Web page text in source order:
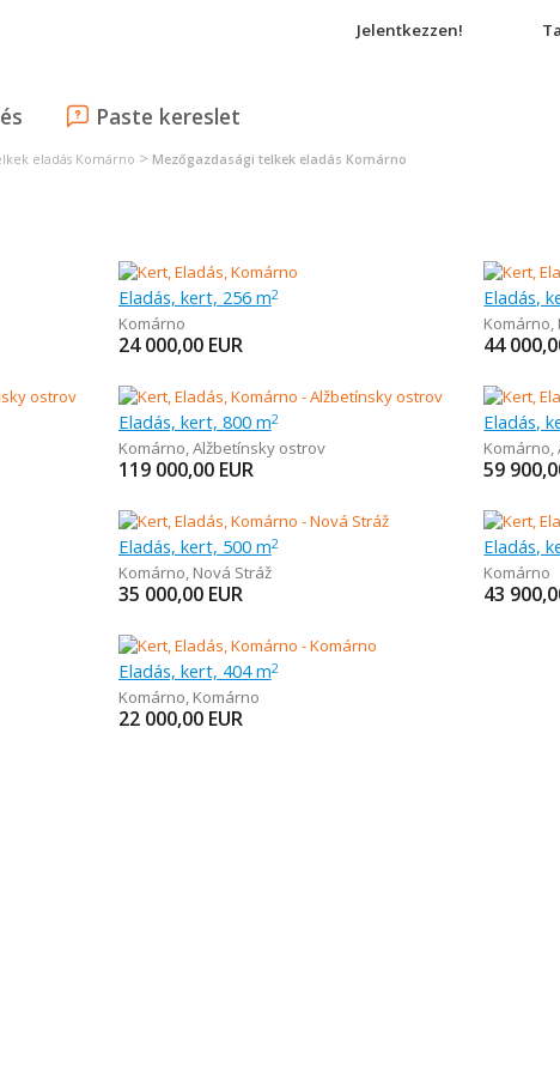
Jelentkezzen!
Paste kereslet
eladás Komárno > Mezőgazdasági telkek eladás Komárno
Eladás, kert, 256 m2
Komárno
24 000,00 EUR
Eladás,
Komárno,
44
Eladás, kert, 800 m2
Komárno,Alžbetínsky ostrov
119 000,00 EUR
Eladás,
Komárno,
59
Eladás, kert, 500 m2
Komárno, Nová Stráž
35 000,00 EUR
Eladás,
Komárno
43
Eladás, kert, 404 m2
Komárno, Komárno
22 000,00 EUR